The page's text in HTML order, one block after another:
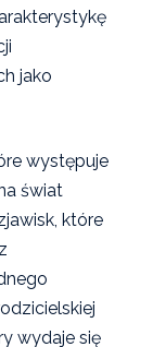
jako
występuje
świat
które
wydaje się